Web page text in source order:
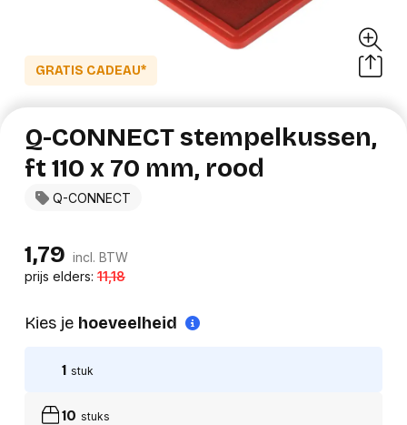
GRATIS CADEAU*
Q-CONNECT
Q-CONNECT stempelkussen,
ft 110 x 70 mm, rood
1,79 incl. BTW
prijs elders:11,18
Kies je hoeveelheid
1 stuk
10 stuks